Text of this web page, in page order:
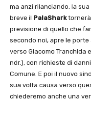
ma anzi rilanciando, la
breve il PalaSharktornerà
previsione di quello che
secondo noi, apre le porte
verso Giacomo Tranchida
ndr.), con richieste di
Comune. E poi il nuovo
sua volta causa verso
chiederemo anche una